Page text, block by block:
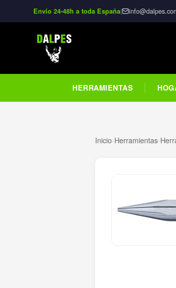
Envío 24-48h a toda España|
HERRAMIENTAS
Inicio›Herramientas›